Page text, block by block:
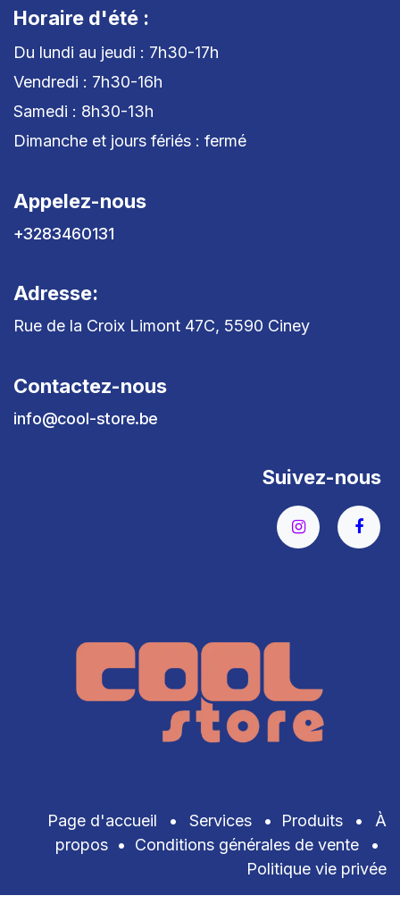
Horaire d'été :
Du lundi au jeudi : 7h30-17h
Vendredi : 7h30-16h
Samedi : 8h30-13h
Dimanche et jours fériés : fermé
Appelez-nous
+3283460131
Adresse:
Rue de la Croix Limont 47C, 5590 Ciney
Contactez-nous
info@cool-store.be
Suivez-nous
Page d'accueil • Services • Produits •
À
propos • Conditions générales de vente
•
Politique vie privée